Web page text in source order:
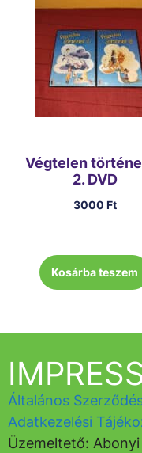
Végtelen
2. DVD
3000 Ft
Kosárba teszem
Általános
Adatkezelési
Üzemeltető: